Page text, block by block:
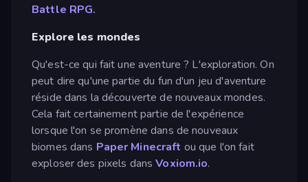
Battle RPG.
Explore les mondes
Qu'est-ce qui fait une aventure ? L'exploration. On
peut dire qu'une partie du fun d'un jeu d'aventure
réside dans la découverte de nouveaux mondes.
Cela fait certainement partie de l'expérience
lorsque l'on se promène dans de nouveaux
biomes dans Paper Minecraft ou que l'on fait
exploser des pixels dansVoxiom.io.